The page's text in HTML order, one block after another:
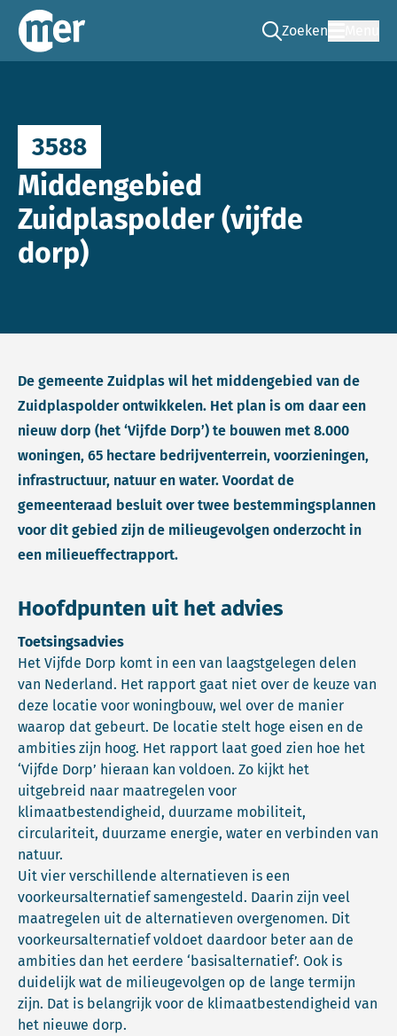
Commissie mer
Zoeken
Ga naar de zoek
3588
Middengebied
Zuidplaspolder (vijfde
dorp)
De gemeente Zuidplas wil het middengebied van de
Zuidplaspolder ontwikkelen. Het plan is om daar een
nieuw dorp (het ‘Vijfde Dorp’) te bouwen met 8.000
woningen, 65 hectare bedrijventerrein, voorzieningen,
infrastructuur, natuur en water. Voordat de
gemeenteraad besluit over twee bestemmingsplannen
voor dit gebied zijn de milieugevolgen onderzocht in
een milieueffectrapport.
Hoofdpunten uit het advies
Toetsingsadvies
Het Vijfde Dorp komt in een van laagstgelegen delen
van Nederland. Het rapport gaat niet over de keuze van
deze locatie voor woningbouw, wel over de manier
waarop dat gebeurt. De locatie stelt hoge eisen en de
ambities zijn hoog. Het rapport laat goed zien hoe het
‘Vijfde Dorp’ hieraan kan voldoen. Zo kijkt het
uitgebreid naar maatregelen voor
klimaatbestendigheid, duurzame mobiliteit,
circulariteit, duurzame energie, water en verbinden van
natuur.
Uit vier verschillende alternatieven is een
voorkeursalternatief samengesteld. Daarin zijn veel
maatregelen uit de alternatieven overgenomen. Dit
voorkeursalternatief voldoet daardoor beter aan de
ambities dan het eerdere ‘basisalternatief’. Ook is
duidelijk wat de milieugevolgen op de lange termijn
zijn. Dat is belangrijk voor de klimaatbestendigheid van
het nieuwe dorp.